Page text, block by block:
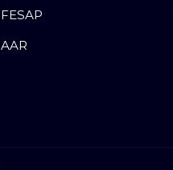
FESAP
AAR